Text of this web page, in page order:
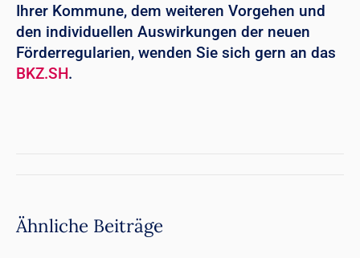
Ihrer Kommune, dem weiteren Vorgehen und
den individuellen Auswirkungen der neuen
Förderregularien, wenden Sie sich gern an das
BKZ.SH.
Ähnliche Beiträge